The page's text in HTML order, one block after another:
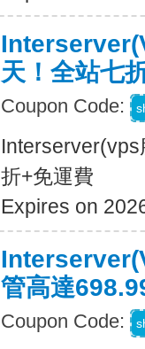
天！全站七
Coupon Code:
折+免運費
Expires on
管高達
Coupon Code: